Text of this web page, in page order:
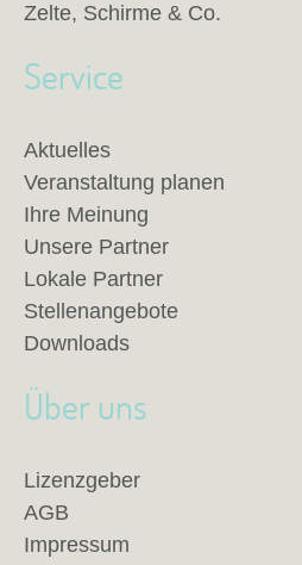
Zelte, Schirme & Co.
Service
Aktuelles
Veranstaltung planen
Ihre Meinung
Unsere Partner
Lokale Partner
Stellenangebote
Downloads
Über uns
Lizenzgeber
AGB
Impressum